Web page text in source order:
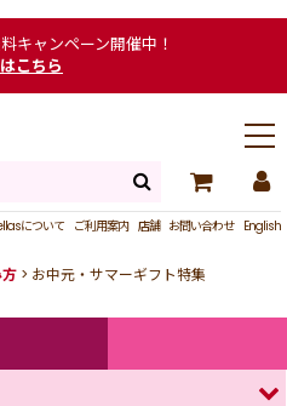
キャンペーン開催中！
こちら
について ご利用案内 店舗 お問い合わせ English
> お中元・サマーギフト特集